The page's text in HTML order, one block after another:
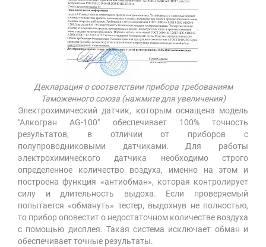
Декларация о соответствии прибора требованиям
Таможенного союза (нажмите для увеличения)
Электрохимический датчик, которым оснащена модель
"Алкогран AG-100" обеспечивает 100% точность
результатов, в отличии от приборов с
полупроводниковыми датчиками. Для работы
электрохимического датчика необходимо строго
определенное количество воздуха, именно на этом и
построена функция «антиобман», которая контролирует
силу и длительность выдоха. Если проверяемый
попытается «обмануть» тестер, выдохнув не полностью,
то прибор оповестит о недостаточном количестве воздуха
с помощью дисплея. Такая система исключает обман и
обеспечивает точные результаты.